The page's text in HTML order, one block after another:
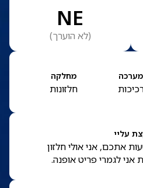
NE
(לא הוערך)
מערכה מחלקה
חלזונות
עליי
אתכם, אני אולי חלזון
אני לגמרי פריט אופנה.